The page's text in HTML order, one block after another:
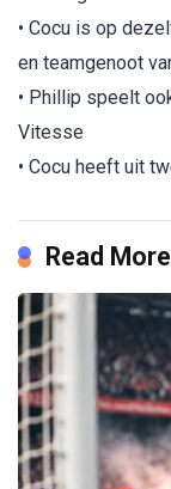
• Cocu is op
en teamgenoot
• Phillip speelt
Vitesse
• Cocu heeft uit
Read More